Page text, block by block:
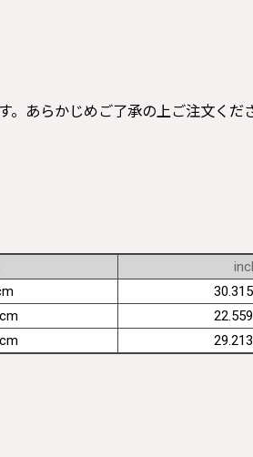
。あらかじめご了承の上ご注文くだ